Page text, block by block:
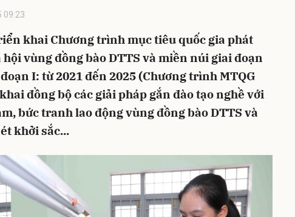
09:23
khai Chương trình mục tiêu quốc gia phát
vùng đồng bào DTTS và miền núi giai đoạn
I: từ 2021 đến 2025 (Chương trình MTQG
đồng bộ các giải pháp gắn đào tạo nghề với
bức tranh lao động vùng đồng bào DTTS và
khởi sắc...